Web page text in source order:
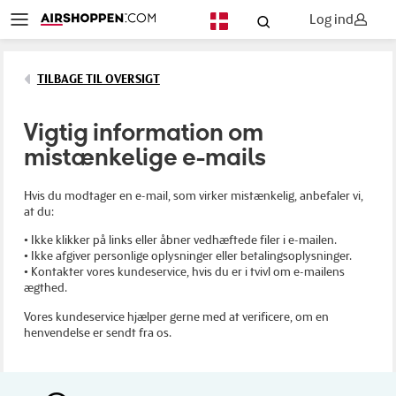
Log ind
TILBAGE TIL OVERSIGT
Vigtig information om
mistænkelige e-mails
Hvis du modtager en e-mail, som virker mistænkelig, anbefaler vi,
at du:
• Ikke klikker på links eller åbner vedhæftede filer i e-mailen.
• Ikke afgiver personlige oplysninger eller betalingsoplysninger.
• Kontakter vores kundeservice, hvis du er i tvivl om e-mailens
ægthed.
Vores kundeservice hjælper gerne med at verificere, om en
henvendelse er sendt fra os.